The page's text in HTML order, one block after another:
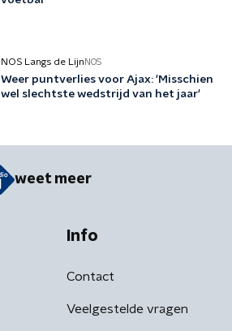
NOS Langs de Lijn NOS
Weer puntverlies voor Ajax: 'Misschien
wel slechtste wedstrijd van het jaar'
weet meer
Info
Contact
Veelgestelde vragen